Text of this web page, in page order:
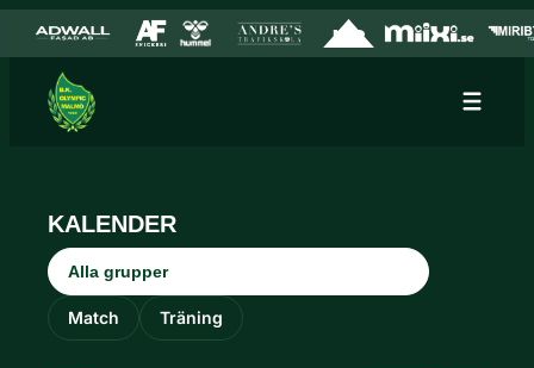
Hoppa till innehåll
innehåll
KALENDER
Grupp
Aktivitetstyp
Match Träning